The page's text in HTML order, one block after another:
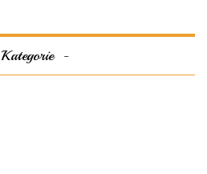
Kategorie